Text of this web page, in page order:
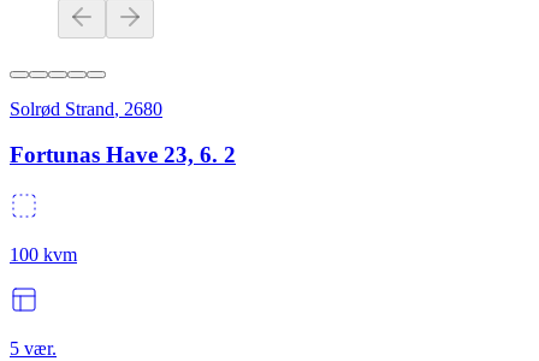
Solrød Strand, 2680
Fortunas Have 23, 6. 2
100 kvm
5 vær.